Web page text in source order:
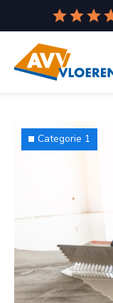
Categorie 1